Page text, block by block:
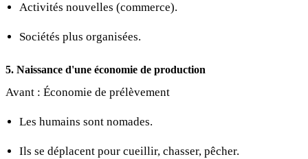
Activités nouvelles (commerce).
Sociétés plus organisées.
5. Naissance d'une économie de production
Avant : Économie de prélèvement
Les humains sont nomades.
Ils se déplacent pour cueillir, chasser, pêcher.